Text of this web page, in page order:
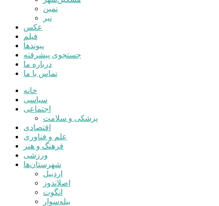
نمین
نیر
عکس
فیلم
پیوندها
جستجوی پیشرفته
درباره ما
تماس با ما
خانه
سیاسی
اجتماعی
پزشکی و سلامت
اقتصادی
علم و فناوری
فرهنگ و هنر
ورزشی
شهرستان‌ها
اردبیل
اصلاندوز
انگوت
بیله‌سوار